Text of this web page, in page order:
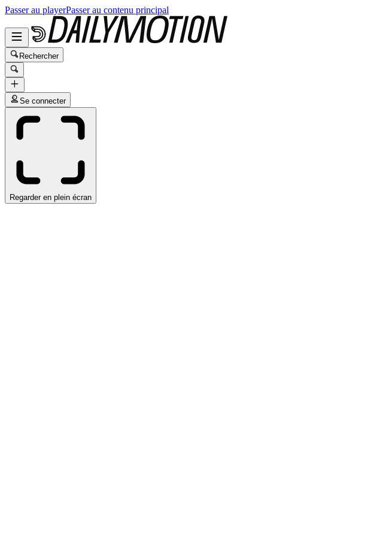
Passer au playerPasser au contenu principal
Rechercher
Se connecter
Regarder en plein écran